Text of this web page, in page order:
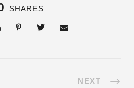
SHARES
NEXT